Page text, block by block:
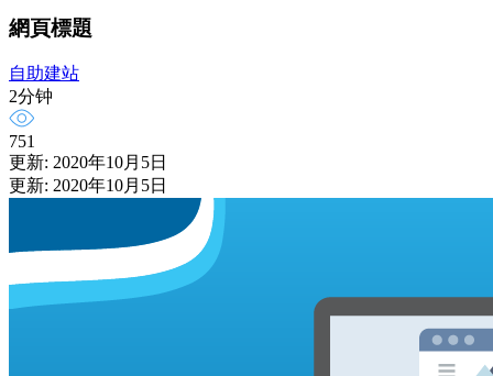
網頁標題
自助建站
2分钟
751
更新: 2020年10月5日
更新: 2020年10月5日